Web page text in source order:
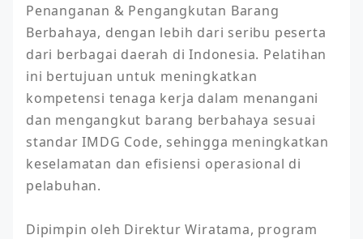
Penanganan & Pengangkutan Barang
Berbahaya, dengan lebih dari seribu peserta
dari berbagai daerah di Indonesia. Pelatihan
ini bertujuan untuk meningkatkan
kompetensi tenaga kerja dalam menangani
dan mengangkut barang berbahaya sesuai
standar IMDG Code, sehingga meningkatkan
keselamatan dan efisiensi operasional di
pelabuhan.
Dipimpin oleh Direktur Wiratama, program